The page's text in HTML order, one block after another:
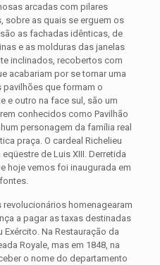
arcadas com pilares
sobre as quais se erguem os
as fachadas idênticas, de
e as molduras das janelas
inclinados, recobertos com
acabariam por se tornar uma
pavilhões que formam o
e outro na face sul, são um
conhecidos como Pavilhão
personagem da família real
praça. O cardeal Richelieu
de Luis XIII. Derretida
hoje vemos foi inaugurada em
homenagearam
a pagar as taxas destinadas
Na Restauração da
Royale, mas em 1848, na
o nome do departamento